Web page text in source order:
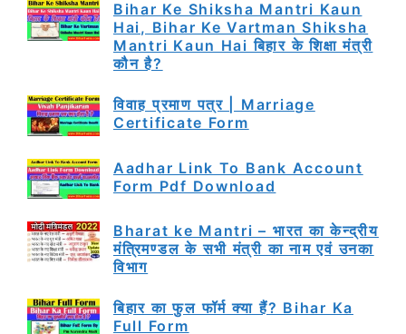
Bihar Ke Shiksha Mantri Kaun
Hai, Bihar Ke Vartman Shiksha
Mantri Kaun Hai बिहार के शिक्षा मंत्री
कौन है?
विवाह प्रमाण पत्र | Marriage
Certificate Form
Aadhar Link To Bank Account
Form Pdf Download
Bharat ke Mantri – भारत का केन्द्रीय
मंत्रिमण्डल के सभी मंत्री का नाम एवं उनका
विभाग
बिहार का फुल फॉर्म क्या हैं? Bihar Ka
Full Form